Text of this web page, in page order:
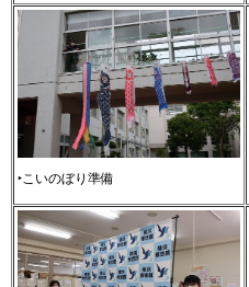
‣こいのぼり準備